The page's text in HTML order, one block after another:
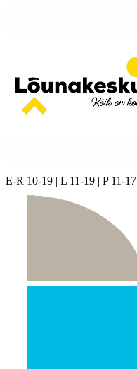
E-R 10-19 | L 11-19 | P 11-17